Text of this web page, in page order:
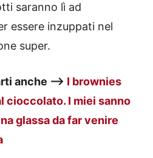
saranno lì ad
essere inzuppati nel
super.
anche —> I brownies
cioccolato. I miei sanno
glassa da far venire